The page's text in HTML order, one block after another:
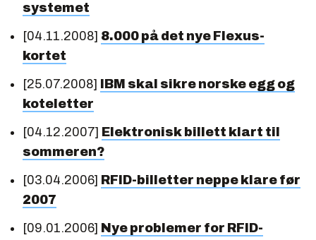
systemet
[04.11.2008] 8.000 på det nye Flexus-
kortet
[25.07.2008]
IBM skal sikre norske egg og
koteletter
[04.12.2007] Elektronisk billett klart til
sommeren?
[03.04.2006] RFID-billetter neppe klare før
2007
[09.01.2006] Nye problemer for RFID-